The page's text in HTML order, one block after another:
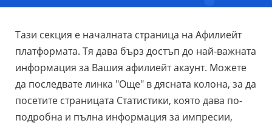
Тази секция е началната страница на Афилиейт
платформата. Тя дава бърз достъп до най-важната
информация за Вашия афилиейт акаунт. Можете
да последвате линка "Още" в дясната колона, за да
посетите страницата Статистики, която дава по-
подробна и пълна информация за импресии,